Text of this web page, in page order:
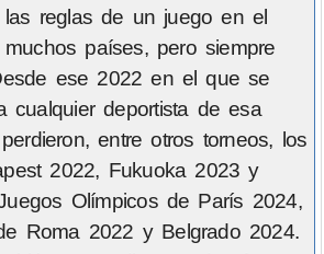
las reglas de un juego en el
países, pero siempre
ese 2022 en el que se
cualquier deportista de esa
entre otros torneos, los
2022, Fukuoka 2023 y
Olímpicos de París 2024,
Roma 2022 y Belgrado 2024.